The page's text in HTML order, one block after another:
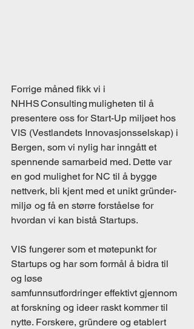
Forrige måned fikk vi i
NHHS Consulting muligheten til å
presentere oss for Start-Up miljøet hos
VIS (Vestlandets Innovasjonsselskap) i
Bergen, som vi nylig har inngått et
spennende samarbeid med. Dette var
en god mulighet for NC til å bygge
nettverk, bli kjent med et unikt gründer-
miljø og få en større forståelse for
hvordan vi kan bistå Startups.
VIS fungerer som et møtepunkt for
Startups og har som formål å bidra til
og løse
samfunnsutfordringer effektivt gjennom
at forskning og ideer raskt kommer til
nytte. Forskere, gründere og etablert